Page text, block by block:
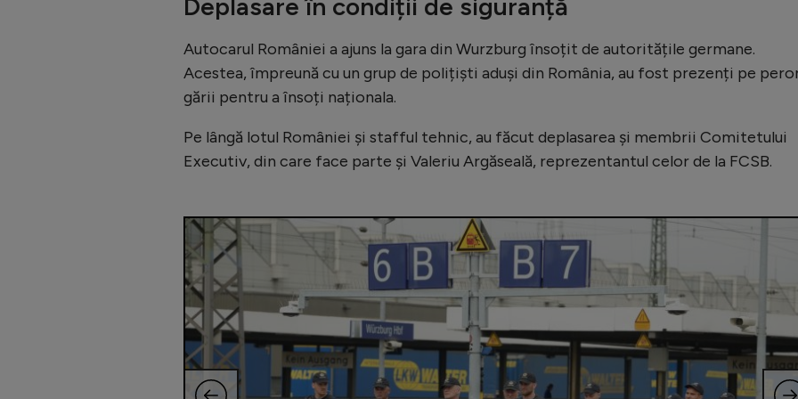
Deplasare în condiții de siguranță
Autocarul României a ajuns la gara din Wurzburg însoțit de autoritățile germane.
Acestea, împreună cu un grup de polițiști aduși din România, au fost prezenți pe
gării pentru a însoți naționala.
Pe lângă lotul României și stafful tehnic, au făcut deplasarea și membrii Comitetului
Executiv, din care face parte și Valeriu Argăseală, reprezentantul celor de la FCSB.